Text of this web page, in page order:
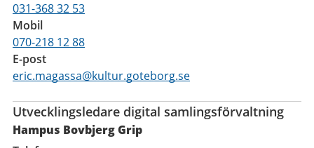
031-368 32 53
Mobil
070-218 12 88
E-post
eric.magassa@kultur.goteborg.se
Utvecklingsledare digital samlingsförvaltning
Hampus Bovbjerg Grip